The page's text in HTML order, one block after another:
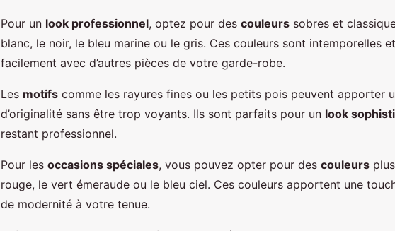
Pour un look professionnel, optez pour des couleurs sobres et
blanc, le noir, le bleu marine ou le gris. Ces couleurs sont intemporelles
facilement avec d’autres pièces de votre garde-robe.
Les motifs comme les rayures fines ou les petits pois peuvent apporter
d’originalité sans être trop voyants. Ils sont parfaits pour un look
restant professionnel.
Pour les occasions spéciales, vous pouvez opter pour des couleurs
rouge, le vert émeraude ou le bleu ciel. Ces couleurs apportent une
de modernité à votre tenue.